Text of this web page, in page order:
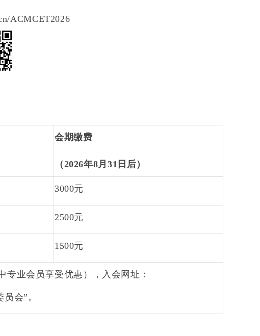
ACMCET2026
会期缴费
（2026年8月 31 日后）
3000元
2500元
1500元
专业会员享受优惠 ），入会 网址 ：
员会”。